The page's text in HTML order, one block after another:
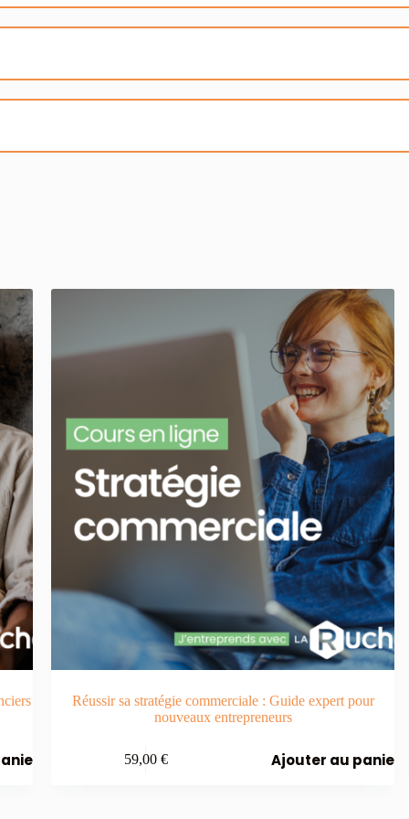
Réussir sa stratégie commerciale : Guide expert pour
nouveaux entrepreneurs
59,00 € Ajouter au panier